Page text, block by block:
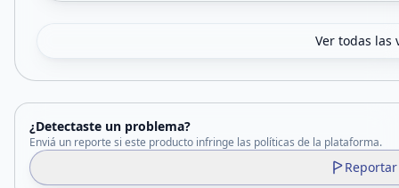
Ver todas las
¿Detectaste un problema?
Enviá un reporte si este producto infringe las políticas de la plataforma.